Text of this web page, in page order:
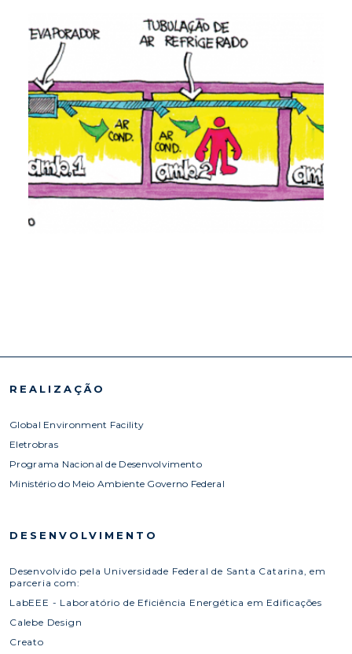
REALIZAÇÃO
Global Environment Facility
Eletrobras
Programa Nacional de Desenvolvimento
Ministério do Meio Ambiente Governo Federal
DESENVOLVIMENTO
Desenvolvido pela Universidade Federal de Santa Catarina, em
parceria com:
LabEEE - Laboratório de Eficiência Energética em Edificações
Calebe Design
Creato